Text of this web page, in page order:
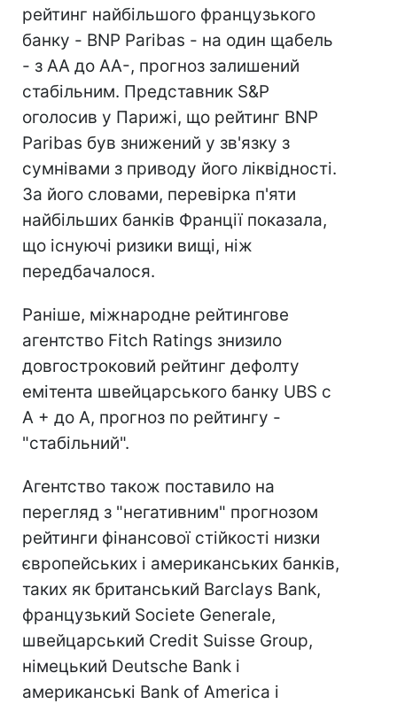
рейтинг найбільшого французького
банку - BNP Paribas - на один щабель
- з АА до АА-, прогноз залишений
стабільним. Представник S&P
оголосив у Парижі, що рейтинг BNP
Paribas був знижений у зв'язку з
сумнівами з приводу його ліквідності.
За його словами, перевірка п'яти
найбільших банків Франції показала,
що існуючі ризики вищі, ніж
передбачалося.
Раніше, міжнародне рейтингове
агентство Fitch Ratings знизило
довгостроковий рейтинг дефолту
емітента швейцарського банку UBS c
А + до А, прогноз по рейтингу -
"стабільний".
Агентство також поставило на
перегляд з "негативним" прогнозом
рейтинги фінансової стійкості низки
європейських і американських банків,
таких як британський Barclays Bank,
французький Societe Generale,
швейцарський Credit Suisse Group,
німецький Deutsche Bank і
американські Bank of America і